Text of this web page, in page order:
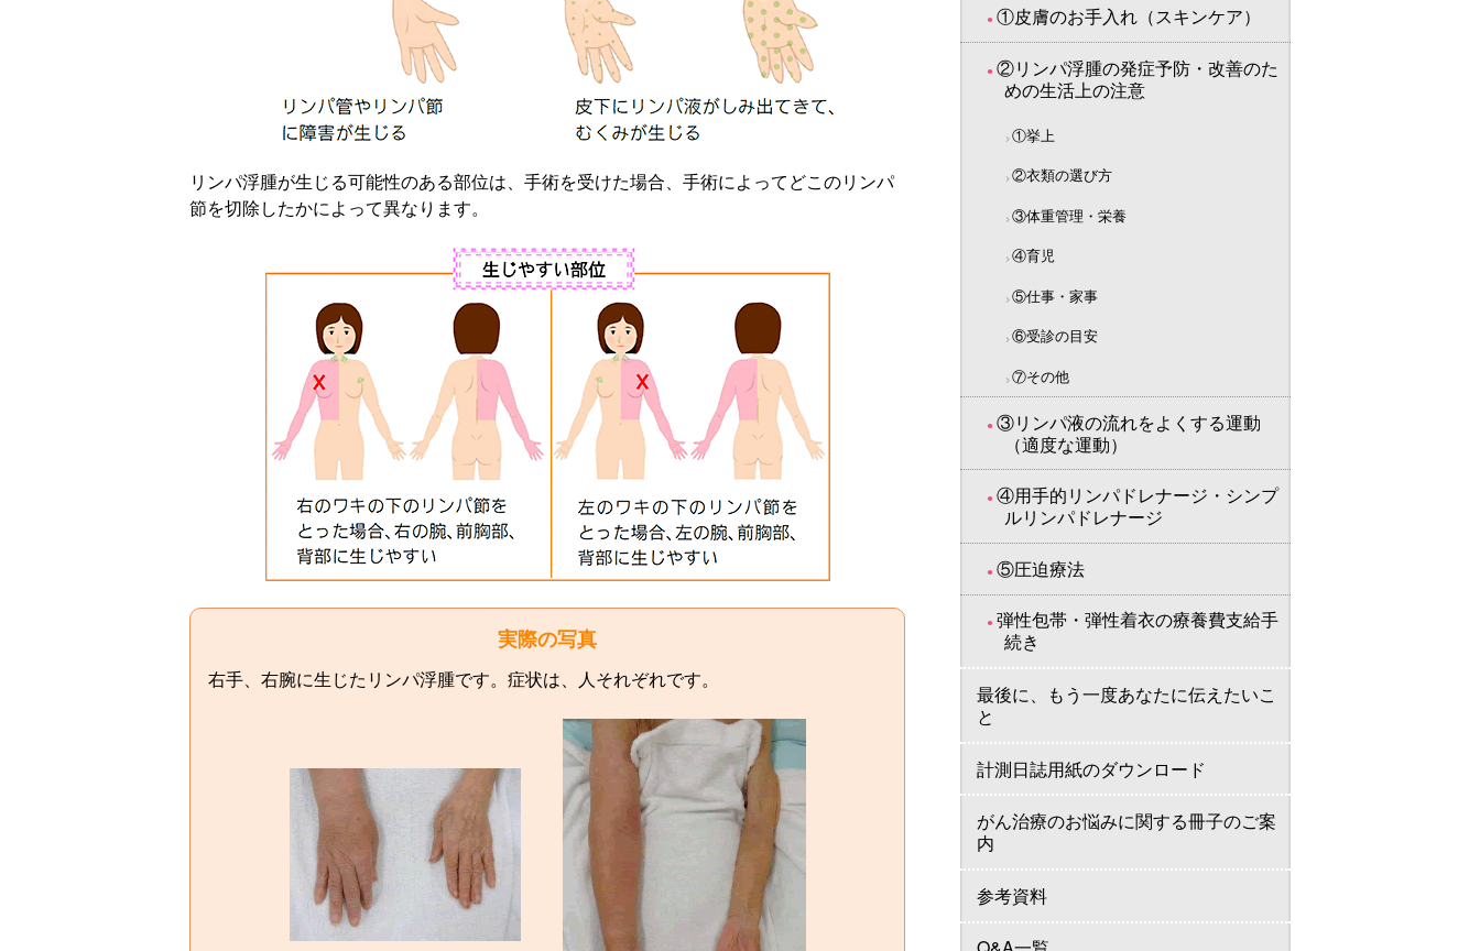
リンパ浮腫が生じる可能性のある部位は、手術を受けた場合、手術によってどこのリンパ
節を切除したかによって異なります。
実際の写真
右手、右腕に生じたリンパ浮腫です。症状は、人それぞれです。
①皮膚のお手入れ（スキンケア）
②リンパ浮腫の発症予防・改善のた
めの生活上の注意
①挙上
②衣類の選び方
③体重管理・栄養
④育児
⑤仕事・家事
⑥受診の目安
⑦その他
③リンパ液の流れをよくする運動
（適度な運動）
④用手的リンパドレナージ・シンプ
ルリンパドレナージ
⑤圧迫療法
弾性包帯・弾性着衣の療養費支給手
続き
最後に、もう一度あなたに伝えたいこ
と
計測日誌用紙のダウンロード
がん治療のお悩みに関する冊子のご案
内
参考資料